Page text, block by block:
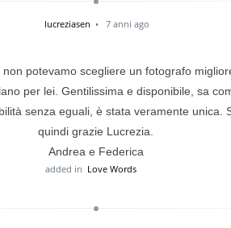
lucreziasen 7 anni ago
potevamo scegliere un fotografo
per lei. Gentilissima e disponibile, sa
senza eguali, è stata veramente unica.
quindi grazie Lucrezia.
Andrea e Federica
added in Love Words